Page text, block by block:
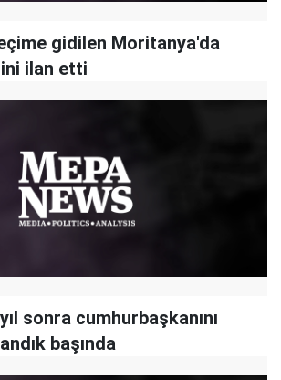
gidilen Moritanya'da
ilan etti
sonra cumhurbaşkanını
başında